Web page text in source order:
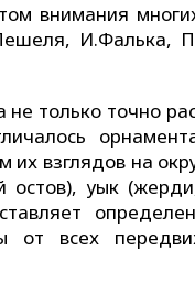
внимания
И.Фалька,
только точно
взглядов на
остов), уык
от всех